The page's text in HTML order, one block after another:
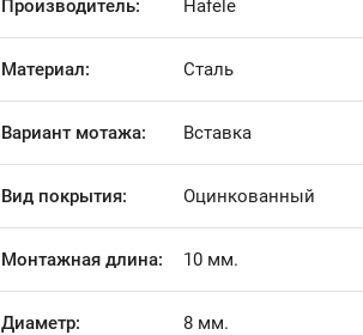
Производитель: Hafele
Материал: Сталь
Вариант мотажа: Вставка
Вид покрытия: Оцинкованный
Монтажная длина: 10 мм.
Диаметр: 8 мм.